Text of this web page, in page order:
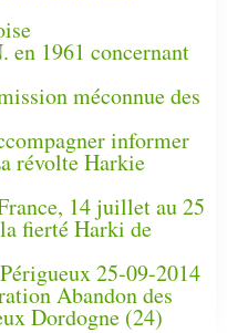
en 1961 concernant
méconnue des
informer
révolte Harkie
14 juillet au 25
fierté Harki de
25-09-2014
Abandon des
Dordogne (24)